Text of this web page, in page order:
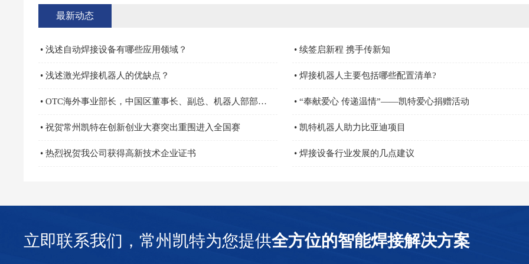
最新动态
• 浅述自动焊接设备有哪些应用领域？ • 续签启新程 携手传新知
• 浅述激光焊接机器人的优缺点？ • 焊接机器人主要包括哪些配置清单?
• OTC海外事业部长，中国区董事长、副总、机器人部部长，营业担当亲自颁奖 • “奉献爱心 传递温情”——凯特爱心捐赠活动
• 祝贺常州凯特在创新创业大赛突出重围进入全国赛 • 凯特机器人助力比亚迪项目
• 热烈祝贺我公司获得高新技术企业证书 • 焊接设备行业发展的几点建议
立即联系我们，常州凯特为您提供全方位的智能焊接解决方案